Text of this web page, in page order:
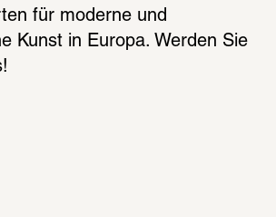
für moderne und
Kunst in Europa. Werden Sie